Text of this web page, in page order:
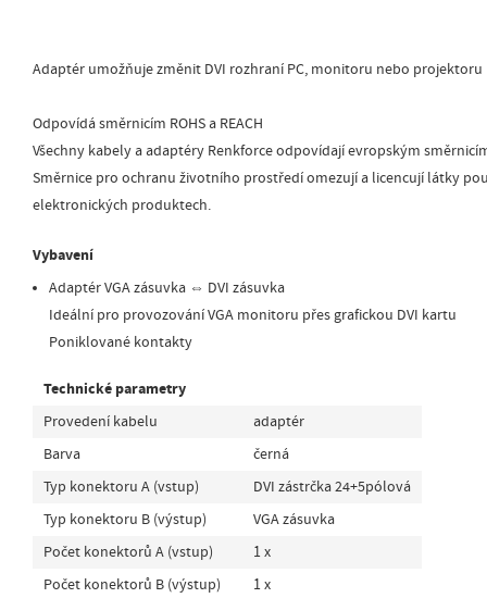
Adaptér umožňuje změnit DVI rozhraní PC, monitoru nebo projektoru
Odpovídá směrnicím ROHS a REACH
Všechny kabely a adaptéry Renkforce odpovídají evropským směrnicím
Směrnice pro ochranu životního prostředí omezují a licencují látky
elektronických produktech.
Vybavení
Adaptér VGA zásuvka ⇔ DVI zásuvka
Ideální pro provozování VGA monitoru přes grafickou DVI kartu
Poniklované kontakty
Technické parametry
Provedení kabelu
adaptér
Barva
černá
Typ konektoru A (vstup)
DVI zástrčka 24+5pólová
Typ konektoru B (výstup)
VGA zásuvka
Počet konektorů A (vstup)
1 x
Počet konektorů B (výstup)
1 x